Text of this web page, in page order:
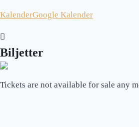
KalenderGoogle Kalender
Biljetter
Tickets are not available for sale any